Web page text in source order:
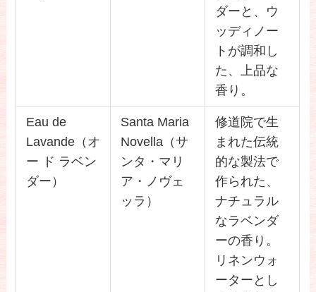
ダーと、ウ
ッディノー
トが調和し
た、上品な
香り。
Eau de
Lavande（オ
ー ド ラベン
ダー）
Santa Maria
Novella（サ
ンタ・マリ
ア・ノヴェ
ッラ）
修道院で生
まれた伝統
的な製法で
作られた、
ナチュラル
なラベンダ
ーの香り。
リネンウォ
ーターとし